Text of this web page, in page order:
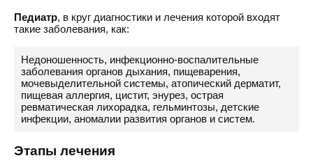
Педиатр, в круг диагностики и лечения которой входят
такие заболевания, как:
Недоношенность, инфекционно-воспалительные
заболевания органов дыхания, пищеварения,
мочевыделительной системы, атопический дерматит,
пищевая аллергия, цистит, энурез, острая
ревматическая лихорадка, гельминтозы, детские
инфекции, аномалии развития органов и систем.
Этапы лечения